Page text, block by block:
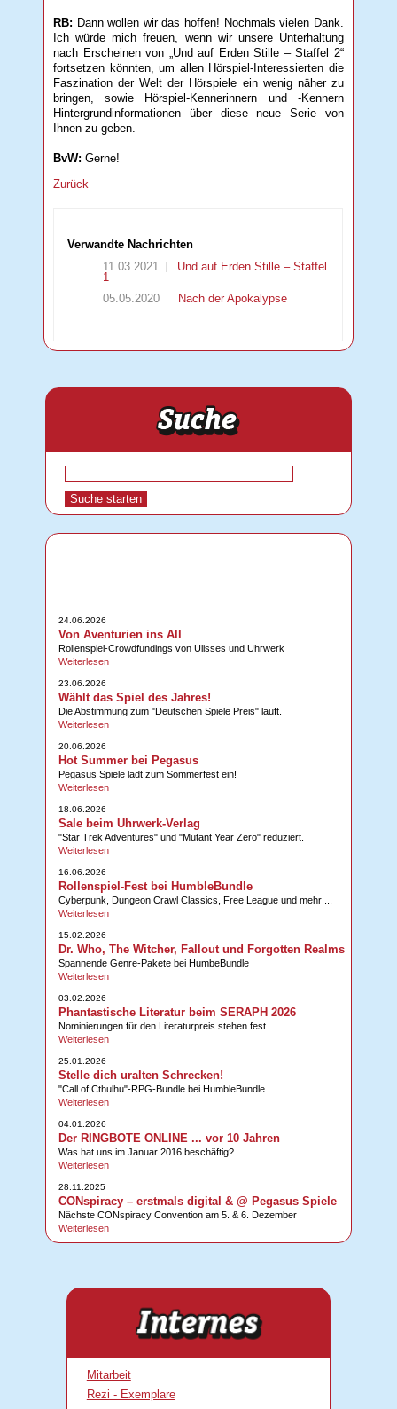
RB: Dann wollen wir das hoffen! Nochmals vielen Dank.
Ich würde mich freuen, wenn wir unsere Unterhaltung
nach Erscheinen von „Und auf Erden Stille – Staffel 2“
fortsetzen könnten, um allen Hörspiel-Interessierten die
Faszination der Welt der Hörspiele ein wenig näher zu
bringen, sowie Hörspiel-Kennerinnern und -Kennern
Hintergrundinformationen über diese neue Serie von
Ihnen zu geben.
BvW: Gerne!
Zurück
Verwandte Nachrichten
11.03.2021
Und auf Erden Stille – Staffel
1
05.05.2020
Nach der Apokalypse
24.06.2026
Von Aventurien ins All
Rollenspiel-Crowdfundings von Ulisses und Uhrwerk
Weiterlesen
23.06.2026
Wählt das Spiel des Jahres!
Die Abstimmung zum "Deutschen Spiele Preis" läuft.
Weiterlesen
20.06.2026
Hot Summer bei Pegasus
Pegasus Spiele lädt zum Sommerfest ein!
Weiterlesen
18.06.2026
Sale beim Uhrwerk-Verlag
"Star Trek Adventures" und "Mutant Year Zero" reduziert.
Weiterlesen
16.06.2026
Rollenspiel-Fest bei HumbleBundle
Cyberpunk, Dungeon Crawl Classics, Free League und mehr ...
Weiterlesen
15.02.2026
Dr. Who, The Witcher, Fallout und Forgotten Realms
Spannende Genre-Pakete bei HumbeBundle
Weiterlesen
03.02.2026
Phantastische Literatur beim SERAPH 2026
Nominierungen für den Literaturpreis stehen fest
Weiterlesen
25.01.2026
Stelle dich uralten Schrecken!
"Call of Cthulhu"-RPG-Bundle bei HumbleBundle
Weiterlesen
04.01.2026
Der RINGBOTE ONLINE ... vor 10 Jahren
Was hat uns im Januar 2016 beschäftig?
Weiterlesen
28.11.2025
CONspiracy – erstmals digital & @ Pegasus Spiele
Nächste CONspiracy Convention am 5. & 6. Dezember
Weiterlesen
Mitarbeit
Rezi - Exemplare